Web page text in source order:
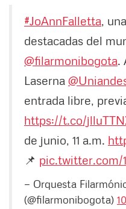
#JoAnnFalletta,
destacadas del
@filarmonibogota.
Laserna
entrada libre,
https://t.co/
de junio, 11 a.m.
📌 pic.twitter.com/
— Orquesta
(@filarmonibogota)